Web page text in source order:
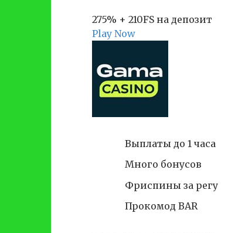
275% + 210FS на депозит
Play Now
Выплаты до 1 часа
Много бонусов
Фриспины за регу
Прокомод BAR